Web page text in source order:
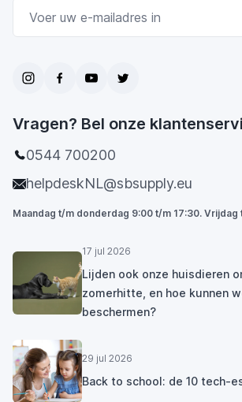
Vragen? Bel onze
0544 700200
helpdeskNL@sbsupply.eu
Maandag t/m donderdag 9:00 t/m 17:30. Vrijdag
17 jul 2026
Lijden ook onze huisdieren
zomerhitte, en hoe kunnen
beschermen?
29 jul 2026
Back to school: de 10 tech-